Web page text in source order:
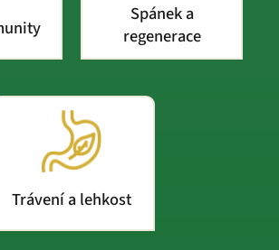
Spánek a
regenerace
Trávení a lehkost